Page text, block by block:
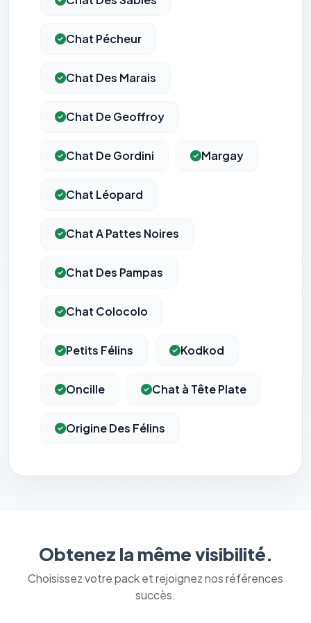
Chat Pécheur
Chat Des Marais
Chat De Geoffroy
Chat De Gordini Margay
Chat Léopard
Chat A Pattes Noires
Chat Des Pampas
Chat Colocolo
Petits Félins Kodkod
Oncille Chat à Tête Plate
Origine Des Félins
Obtenez la même visibilité.
Choisissez votre pack et rejoignez nos références
succès.